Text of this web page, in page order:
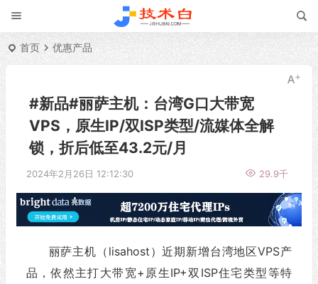
首页 优惠产品
#新品#丽萨主机：台湾G口大带宽
VPS，原生IP/双ISP类型/流媒体全解
锁，折后低至43.2元/月
2024年2月26日 12:12:30 29.9千
丽萨主机（lisahost）近期新增台湾地区VPS产
品，依然主打大带宽+原生IP+双ISP住宅类型等特